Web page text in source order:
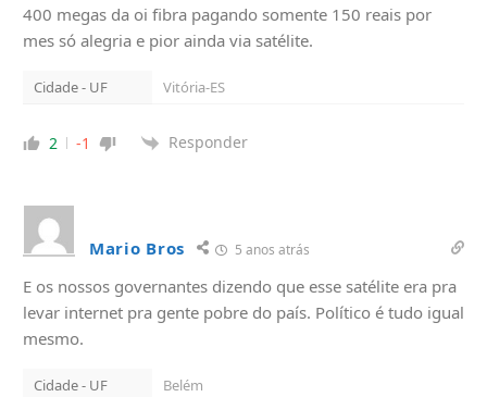
400 megas da oi fibra pagando somente 150 reais por
mes só alegria e pior ainda via satélite.
Cidade - UF Vitória-ES
2 -1 Responder
Mario Bros 5 anos atrás
E os nossos governantes dizendo que esse satélite era pra
levar internet pra gente pobre do país. Político é tudo igual
mesmo.
Cidade - UF Belém